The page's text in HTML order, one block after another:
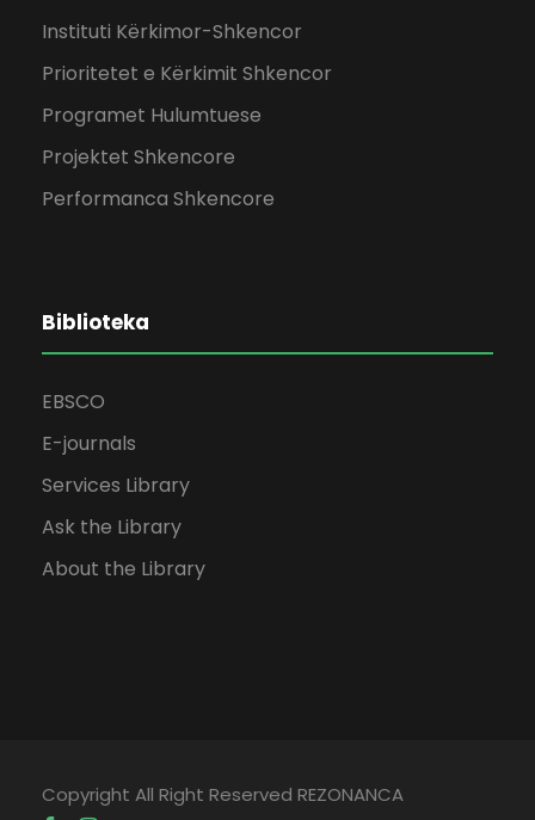
Instituti Kërkimor-Shkencor
Prioritetet e Kërkimit Shkencor
Programet Hulumtuese
Projektet Shkencore
Performanca Shkencore
Biblioteka
EBSCO
E-journals
Services Library
Ask the Library
About the Library
Copyright All Right Reserved REZONANCA